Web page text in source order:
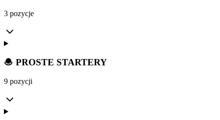
3 pozycje
🧆 PROSTE STARTERY
9 pozycji